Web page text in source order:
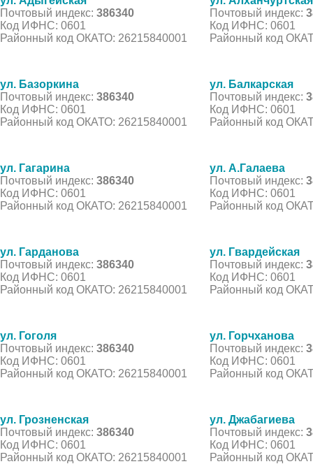
Почтовый индекс: 386340
Код ИФНС: 0601
Районный код ОКАТО: 26215840001
Почтовый индекс:
Код ИФНС: 0601
Районный код
ул. Базоркина
Почтовый индекс: 386340
Код ИФНС: 0601
Районный код ОКАТО: 26215840001
ул. Балкарская
Почтовый индекс:
Код ИФНС: 0601
Районный код
ул. Гагарина
Почтовый индекс: 386340
Код ИФНС: 0601
Районный код ОКАТО: 26215840001
ул. А.Галаева
Почтовый индекс:
Код ИФНС: 0601
Районный код
ул. Гарданова
Почтовый индекс: 386340
Код ИФНС: 0601
Районный код ОКАТО: 26215840001
ул. Гвардейская
Почтовый индекс:
Код ИФНС: 0601
Районный код
ул. Гоголя
Почтовый индекс: 386340
Код ИФНС: 0601
Районный код ОКАТО: 26215840001
ул. Горчханова
Почтовый индекс:
Код ИФНС: 0601
Районный код
ул. Грозненская
Почтовый индекс: 386340
Код ИФНС: 0601
Районный код ОКАТО: 26215840001
ул. Джабагиева
Почтовый индекс:
Код ИФНС: 0601
Районный код